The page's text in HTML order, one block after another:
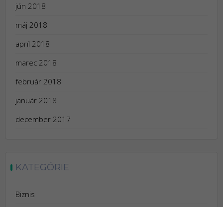
jún 2018
máj 2018
apríl 2018
marec 2018
február 2018
január 2018
december 2017
KATEGÓRIE
Biznis